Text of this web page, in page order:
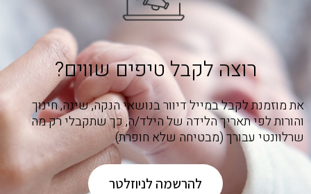
רוצה לקבל טיפים שווים?
את מוזמנת לקבל במייל דיוור בנושאי הנקה, שינה, חינוך
והורות לפי תאריך הלידה של הילד/ה, כך שתקבלי רק מה
שרלוונטי עבורך (מבטיחה שלא חופרת)
להרשמה לניוזלטר